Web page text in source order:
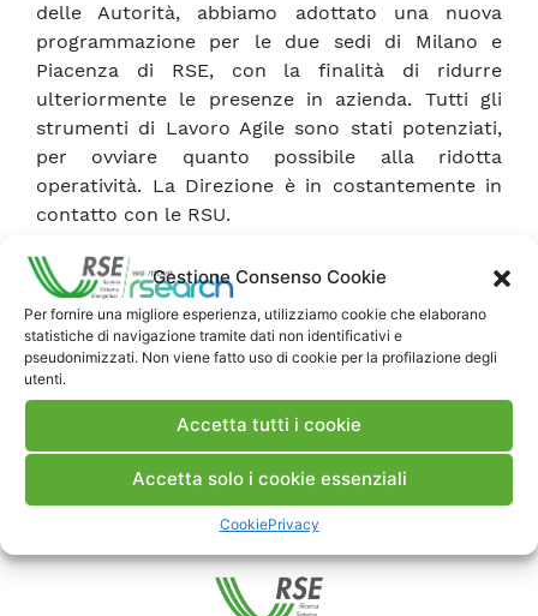
Gestione Consenso Cookie
Per fornire una migliore esperienza, utilizziamo cookie che elaborano
statistiche di navigazione tramite dati non identificativi e
pseudonimizzati. Non viene fatto uso di cookie per la profilazione degli
utenti.
Accetta tutti i cookie
Accetta solo i cookie essenziali
CookiePrivacy
delle Autorità, abbiamo adottato una nuova
programmazione per le due sedi di Milano e
Piacenza di RSE, con la finalità di ridurre
ulteriormente le presenze in azienda. Tutti gli
strumenti di Lavoro Agile sono stati potenziati,
per ovviare quanto possibile alla ridotta
operatività. La Direzione è in costantemente in
contatto con le RSU.
e con il Ministero dello sviluppo economico,
dirigenti e personale del nostro Organismo di
Ricerca sono impegnati a superare l’attuale
momento di emergenza, continuando per quanto
possibile nel servizio al Paese sui temi